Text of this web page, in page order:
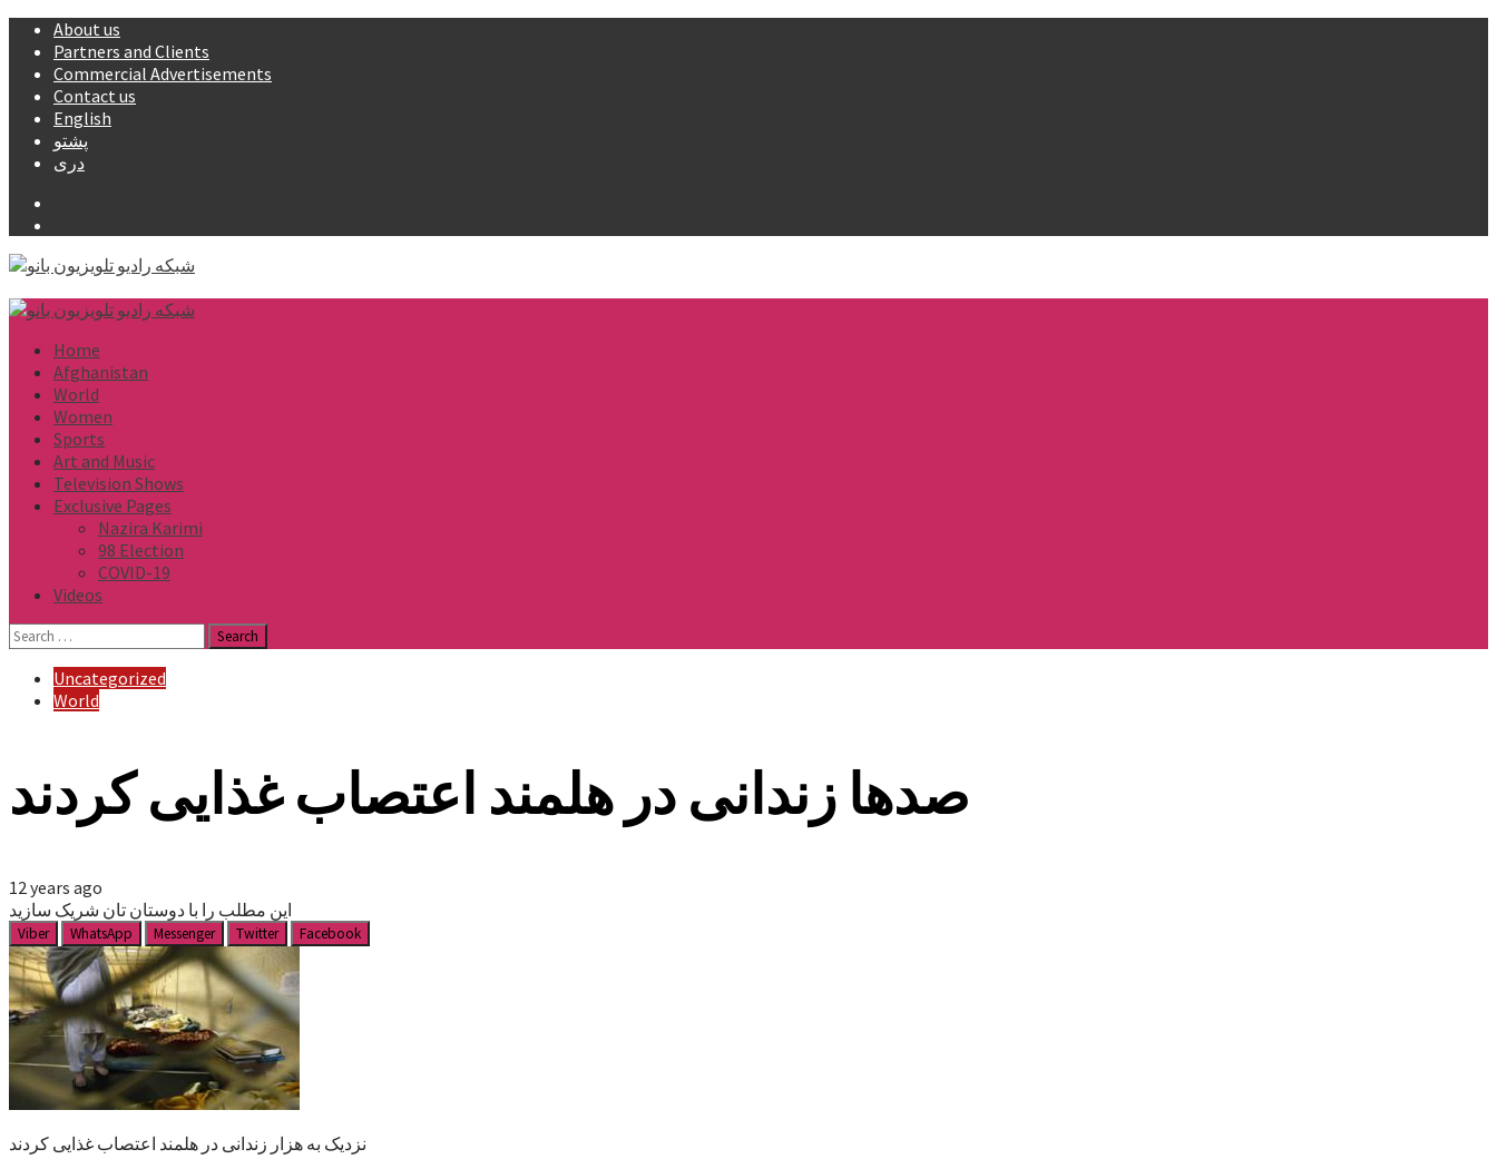
Skip
content
About us
Partners and Clients
Commercial Advertisements
Contact us
English
پشتو
دری
Primary
Home
Afghanistan
World
Women
Sports
Art and Music
Television Shows
Exclusive Pages
Nazira Karimi
98 Election
COVID-19
Videos
Search
for:
Uncategorized
World
صدها زندانی در هلمند اعتصاب غذایی کردند
12 years ago
این مطلب را با دوستان تان شریک سازید
Viber WhatsApp Messenger Twitter Facebook
نزدیک به هزار زندانی در هلمند اعتصاب غذایی کردند